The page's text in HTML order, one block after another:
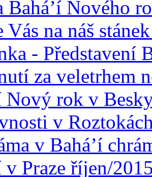
Bahá’í Nového
Vás na náš
- Představení
za veletrhem
Nový rok v
v
v Bahá’í
v Praze říjen/